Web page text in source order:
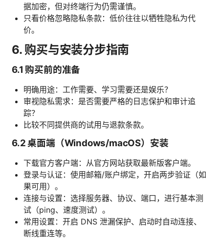
据加密，但对终端行为仍需谨慎。
只看价格忽略隐私条款：低价往往以牺牲隐私为代
价。
6. 购买与安装分步指南
6.1 购买前的准备
明确用途：工作需要、学习需要还是娱乐？
审视隐私需求：是否需要严格的日志保护和审计追
踪？
比较不同提供商的试用与退款条款。
6.2 桌面端（Windows/macOS）安装
下载官方客户端：从官方网站获取最新版客户端。
登录与认证：使用邮箱/账户绑定，开启两步验证（如
果可用）。
连接与设置：选择服务器、协议、端口，进行基本测
试（ping、速度测试）。
常用设置：开启 DNS 泄漏保护、启动时自动连接、
断线重连等。